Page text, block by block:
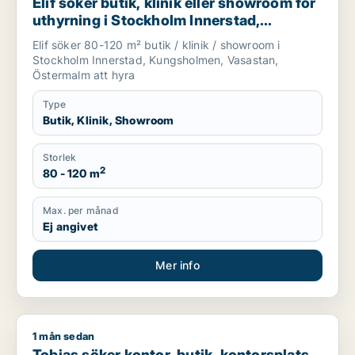
uthyrning i Stockholm Innerstad,
Kungsholmen eller Vasastan m.fl.
Elif söker 80-120 m² butik / klinik / showroom i
Stockholm Innerstad, Kungsholmen, Vasastan,
Östermalm att hyra
Type
Butik, Klinik, Showroom
Storlek
80 - 120 m2
Max. per månad
Ej angivet
Mer info
Tobias söker kontor, butik, kontorsplats, klinik eller
1 mån sedan